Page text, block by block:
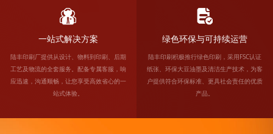
一站式解决方案
陆丰印刷厂提供从设计、物料到印刷、后期
工艺及物流的全套服务。配备专属客服，响
应迅速，沟通顺畅，让您享受高效省心的一
站式体验。
绿色环保与可持续运营
陆丰印刷积极推行绿色印刷，采用FSC认证
纸张、环保大豆油墨及清洁生产技术，为客
户提供符合环保标准、更具社会责任的优质
产品。